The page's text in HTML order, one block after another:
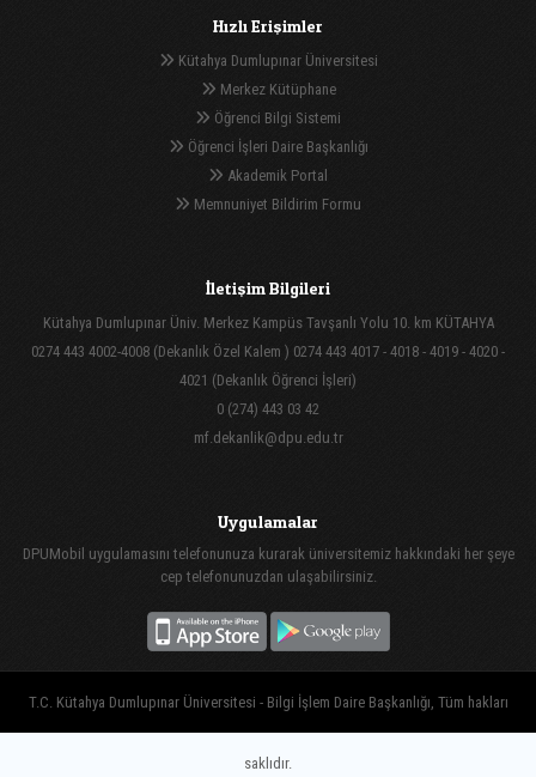
Hızlı Erişimler
Kütahya Dumlupınar Üniversitesi
Merkez Kütüphane
Öğrenci Bilgi Sistemi
Öğrenci İşleri Daire Başkanlığı
Akademik Portal
Memnuniyet Bildirim Formu
İletişim Bilgileri
Kütahya Dumlupınar Üniv. Merkez Kampüs Tavşanlı Yolu 10. km KÜTAHYA
0274 443 4002-4008 (Dekanlık Özel Kalem ) 0274 443 4017 - 4018 - 4019 - 4020 -
4021 (Dekanlık Öğrenci İşleri)
0 (274) 443 03 42
mf.dekanlik@dpu.edu.tr
Uygulamalar
DPUMobil uygulamasını telefonunuza kurarak üniversitemiz hakkındaki her şeye
cep telefonunuzdan ulaşabilirsiniz.
T.C. Kütahya Dumlupınar Üniversitesi - Bilgi İşlem Daire Başkanlığı, Tüm hakları
saklıdır.